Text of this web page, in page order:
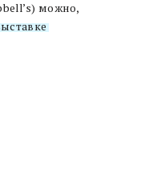
можно,
.